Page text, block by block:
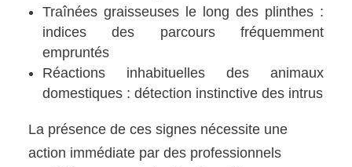
Traînées graisseuses le long des plinthes :
indices des parcours fréquemment
empruntés
Réactions inhabituelles des animaux
domestiques : détection instinctive des intrus
La présence de ces signes nécessite une
action immédiate par des professionnels